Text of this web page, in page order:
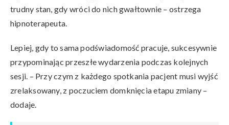
trudny stan, gdy wróci do nich gwałtownie – ostrzega
hipnoterapeuta.
Lepiej, gdy to sama podświadomość pracuje, sukcesywnie
przypominając przeszłe wydarzenia podczas kolejnych
sesji. – Przy czym z każdego spotkania pacjent musi wyjść
zrelaksowany, z poczuciem domknięcia etapu zmiany –
dodaje.